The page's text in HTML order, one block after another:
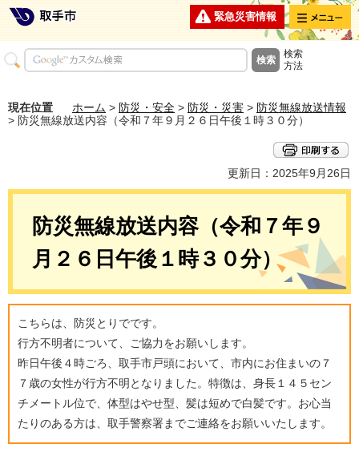
緊急災害情報 メニュー
検索
方法
現在位置 ホーム > 防災・安全 > 防災・災害 > 防災無線放送情報
> 防災無線放送内容（令和７年９月２６日午後１時３０分）
更新日：2025年9月26日
防災無線放送内容（令和７年９
月２６日午後１時３０分）
こちらは、防災とりでです。
行方不明者について、ご協力をお願いします。
昨日午後４時ごろ、取手市戸頭において、市内にお住まいの７
７歳の女性が行方不明となりました。特徴は、身長１４５セン
チメートル位で、体型はやせ型、髪は短めで白髪です。お心当
たりのある方は、取手警察署までご連絡をお願いいたします。